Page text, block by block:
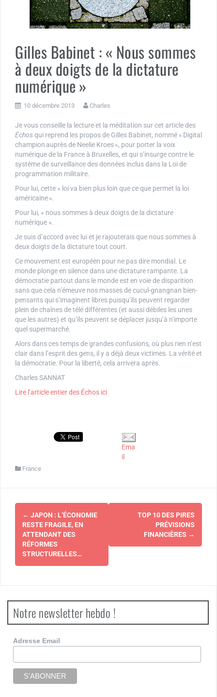
Gilles Babinet : « Nous sommes
à deux doigts de la dictature
numérique »
10 décembre 2013 Charles
Je vous conseille la lecture et la méditation sur cet article des
Échosqui reprend les propos de Gilles Babinet, nommé « Digital
champion auprès de Neelie Kroes », pour porter la voix
numérique de la France à Bruxelles, et qui s’insurge contre le
système de surveillance des données inclus dans la Loi de
programmation militaire.
Pour lui, cette » loi va bien plus loin que ce que permet la loi
américaine ».
Pour lui, « nous sommes à deux doigts de la dictature
numérique ».
Je suis d’accord avec lui et je rajouterais que nous sommes à
deux doigts de la dictature tout court.
Ce mouvement est européen pour ne pas dire mondial. Le
monde plonge en silence dans une dictature rampante. La
démocratie partout dans le monde est en voie de disparition
sans que cela n’émeuve nos masses de cucul-gnangnan bien-
pensants qui s’imaginent libres puisqu’ils peuvent regarder
plein de chaînes de télé différentes (et aussi débiles les unes
que les autres) et qu’ils peuvent se déplacer jusqu’à n’importe
quel supermarché.
Alors dans ces temps de grandes confusions, où plus rien n’est
clair dans l’esprit des gens, il y a déjà deux victimes. La vérité et
la démocratie. Pour la liberté, cela arrivera après.
Charles SANNAT
Lire l’article entier des Échos ici
Ema
il
France
Navigation
d'article
← JAPON : L’ÉCONOMIE
RESTE FRAGILE, EN
ATTENDANT DES
RÉFORMES
STRUCTURELLES…
TOP 10 DES PIRES
PRÉVISIONS
FINANCIÈRES →
Notre newsletter hebdo !
Adresse Email